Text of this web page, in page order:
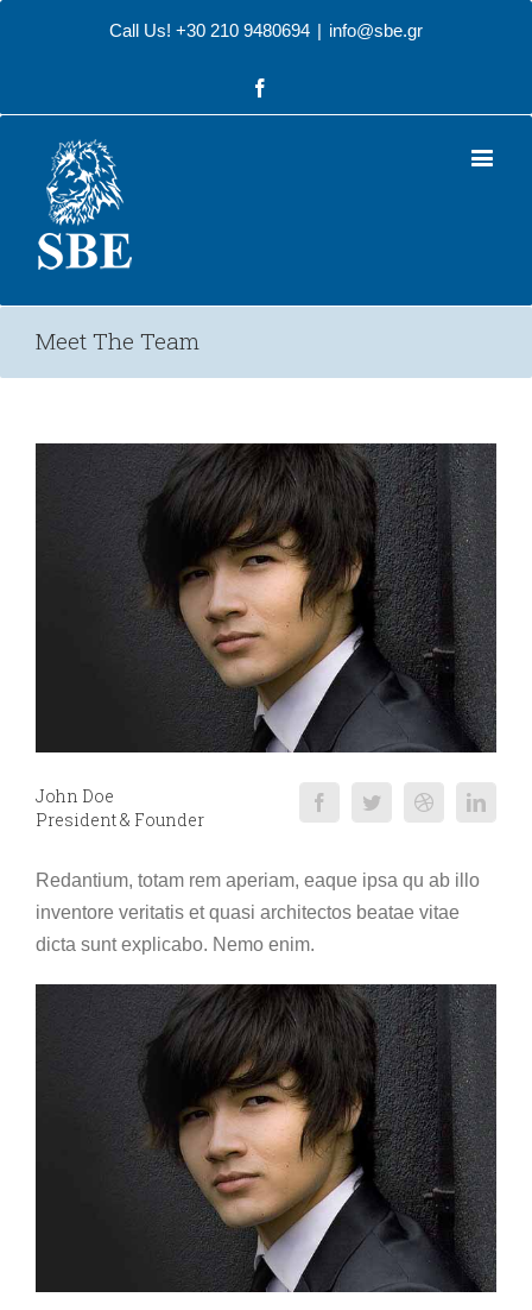
Call Us! +30 210 9480694 | info@sbe.gr
Meet The Team
John Doe
President & Founder
Redantium, totam rem aperiam, eaque ipsa qu ab illo
inventore veritatis et quasi architectos beatae vitae
dicta sunt explicabo. Nemo enim.